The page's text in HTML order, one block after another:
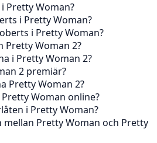
Pretty Woman?
i Pretty Woman?
i Pretty Woman?
Pretty Woman 2?
i Pretty Woman 2?
2 premiär?
Pretty Woman 2?
Woman online?
i Pretty Woman?
Pretty Woman och Pretty